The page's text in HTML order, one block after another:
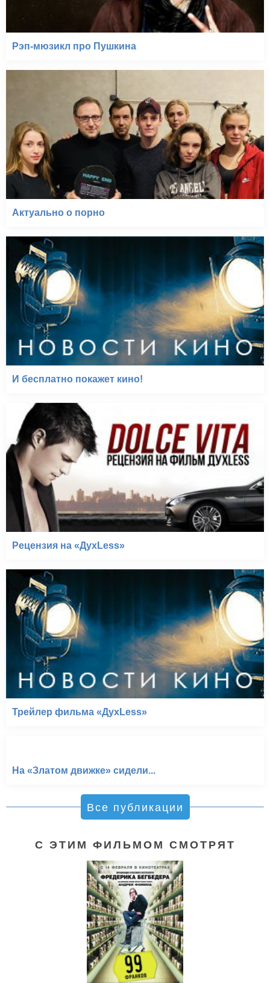
Рэп-мюзикл про Пушкина
Актуально о порно
И бесплатно покажет кино!
Рецензия на «ДухLess»
Трейлер фильма «ДухLess»
На «Златом движке» сидели...
Все публикации
С ЭТИМ ФИЛЬМОМ СМОТРЯТ